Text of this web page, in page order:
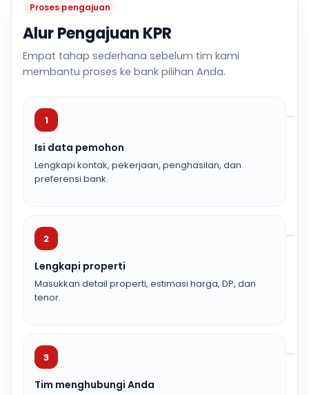
Proses pengajuan
Alur Pengajuan KPR
Empat tahap sederhana sebelum tim kami
membantu proses ke bank pilihan Anda.
1
Isi data pemohon
Lengkapi kontak, pekerjaan, penghasilan, dan
preferensi bank.
2
Lengkapi properti
Masukkan detail properti, estimasi harga, DP, dan
tenor.
3
Tim menghubungi Anda